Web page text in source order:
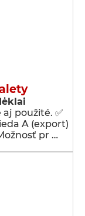
použité. ✅
A (export)
pr …